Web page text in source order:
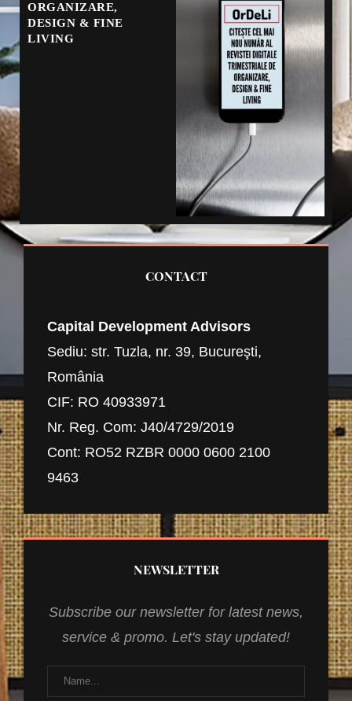
ORGANIZARE,
DESIGN & FINE
LIVING
CONTACT
Capital Development Advisors
Sediu: str. Tuzla, nr. 39, Bucureşti,
România
CIF: RO 40933971
Nr. Reg. Com: J40/4729/2019
Cont: RO52 RZBR 0000 0600 2100
9463
NEWSLETTER
Subscribe our newsletter for latest news,
service & promo. Let's stay updated!